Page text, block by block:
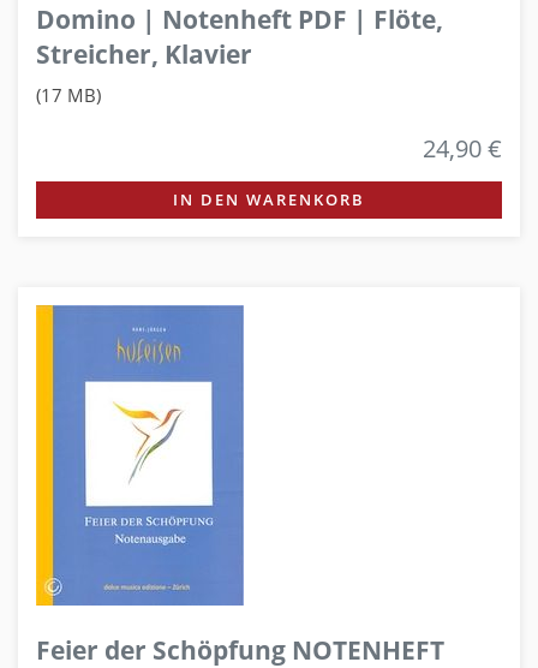
Domino | Notenheft PDF | Flöte,
Streicher, Klavier
(17 MB)
24,90 €
IN DEN WARENKORB
Feier der Schöpfung NOTENHEFT